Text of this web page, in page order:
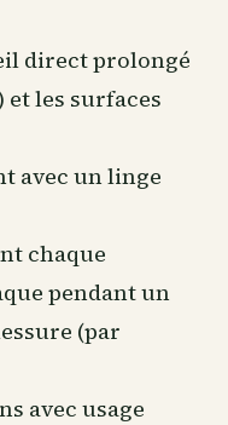
direct prolongé
et les surfaces
avec un linge
chaque
pendant un
(par
avec usage